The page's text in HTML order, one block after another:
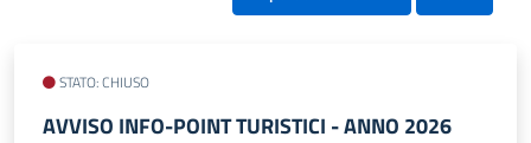
STATO: CHIUSO
AVVISO INFO-POINT TURISTICI - ANNO 2026